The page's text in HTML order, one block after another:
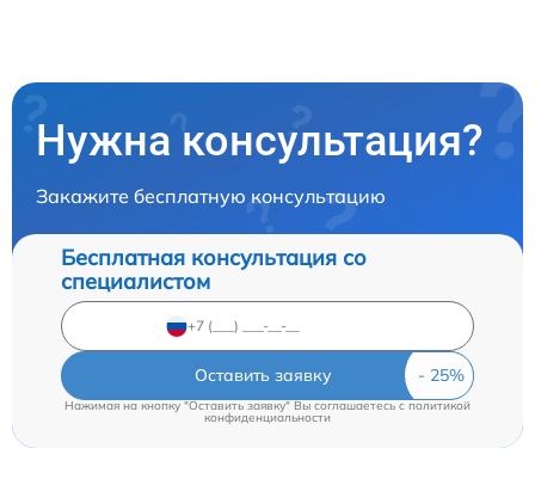
Нужна консультация?
Закажите бесплатную консультацию
Бесплатная консультация со
специалистом
Оставить заявку
Нажимая на кнопку "Оставить заявку" Вы соглашаетесь cполитикой
конфиденциальности